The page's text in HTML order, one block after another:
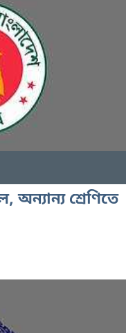
অন্যান্য শ্রেণিতে